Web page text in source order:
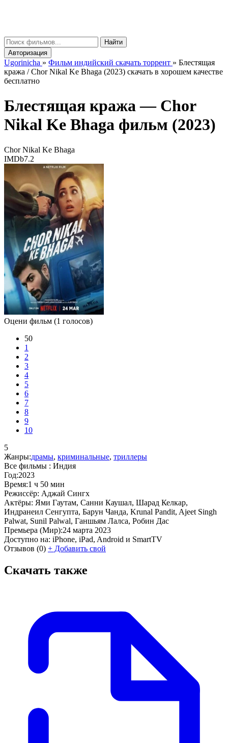
Найти
Авторизация
Ugorinicha » Фильм индийский скачать торрент » Блестящая
кража / Chor Nikal Ke Bhaga (2023) скачать в хорошем качестве
бесплатно
Блестящая кража — Chor
Nikal Ke Bhaga фильм (2023)
Chor Nikal Ke Bhaga
IMDb7.2
Оцени фильм (1 голосов)
50
1
2
3
4
5
6
7
8
9
10
5
Жанры:драмы, криминальные, триллеры
Все фильмы : Индия
Год:2023
Время:1 ч 50 мин
Режиссёр: Аджай Сингх
Актёры: Ями Гаутам, Санни Каушал, Шарад Келкар,
Индранеил Сенгупта, Барун Чанда, Krunal Pandit, Ajeet Singh
Palwat, Sunil Palwal, Ганшьям Лалса, Робин Дас
Премьера (Мир):24 марта 2023
Доступно на: iPhone, iPad, Android и SmartTV
Отзывов (0) + Добавить свой
Скачать также